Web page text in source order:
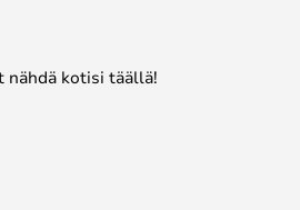
nähdä kotisi täällä!